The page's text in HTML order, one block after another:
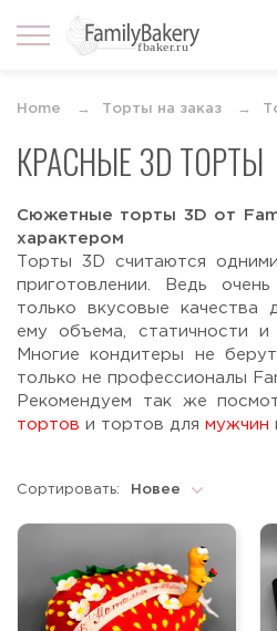
Home Торты на заказ
КРАСНЫЕ 3D ТОРТЫ
Сюжетные торты 3D от
характером
Торты 3D считаются
приготовлении. Ведь
только вкусовые качества
ему объема, статичности
Многие кондитеры не
только не профессионалы
Рекомендуем так же
тортов и тортов для мужчин
Сортировать: Новее
Новее
Старше
По возрастанию
По убыванию